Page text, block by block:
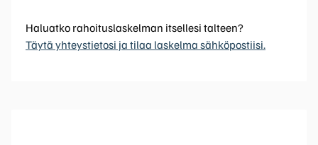
Haluatko rahoituslaskelman itsellesi talteen?
Täytä yhteystietosi ja tilaa laskelma sähköpostiisi.